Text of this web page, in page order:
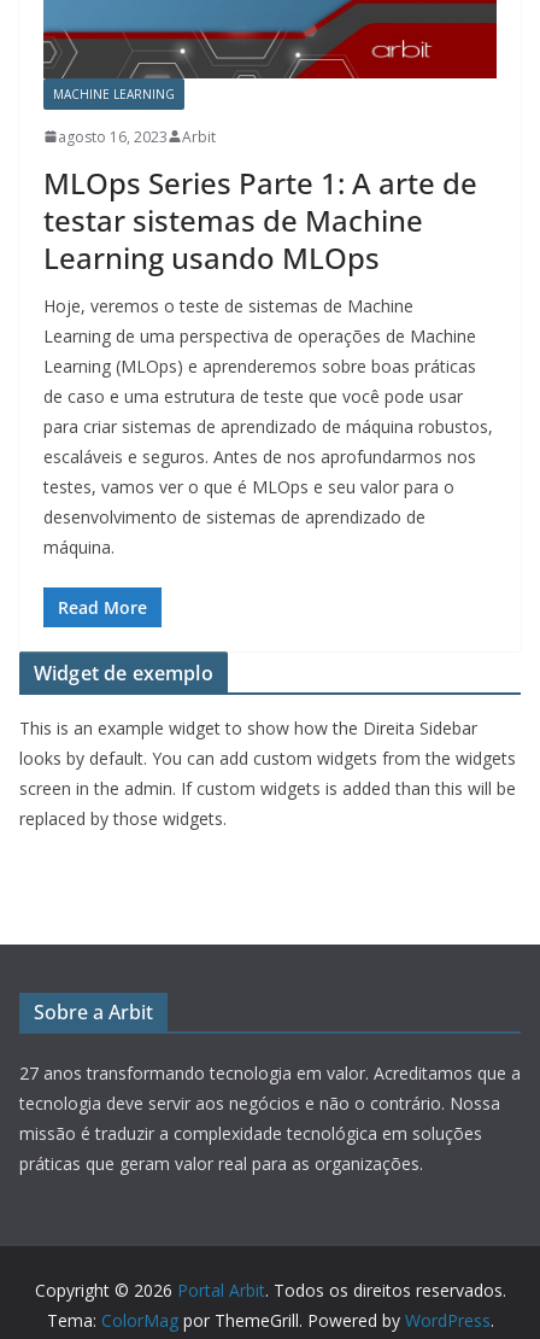
MACHINE LEARNING
agosto 16, 2023 Arbit
MLOps Series Parte 1: A arte de
testar sistemas de Machine
Learning usando MLOps
Hoje, veremos o teste de sistemas de Machine
Learning de uma perspectiva de operações de Machine
Learning (MLOps) e aprenderemos sobre boas práticas
de caso e uma estrutura de teste que você pode usar
para criar sistemas de aprendizado de máquina robustos,
escaláveis ​​e seguros. Antes de nos aprofundarmos nos
testes, vamos ver o que é MLOps e seu valor para o
desenvolvimento de sistemas de aprendizado de
máquina.
Read More
Widget de exemplo
This is an example widget to show how the Direita Sidebar
looks by default. You can add custom widgets from the widgets
screen in the admin. If custom widgets is added than this will be
replaced by those widgets.
Sobre a Arbit
27 anos transformando tecnologia em valor. Acreditamos que a
tecnologia deve servir aos negócios e não o contrário. Nossa
missão é traduzir a complexidade tecnológica em soluções
práticas que geram valor real para as organizações.
Copyright © 2026 Portal Arbit. Todos os direitos reservados.
Tema: ColorMagpor ThemeGrill. Powered by WordPress.